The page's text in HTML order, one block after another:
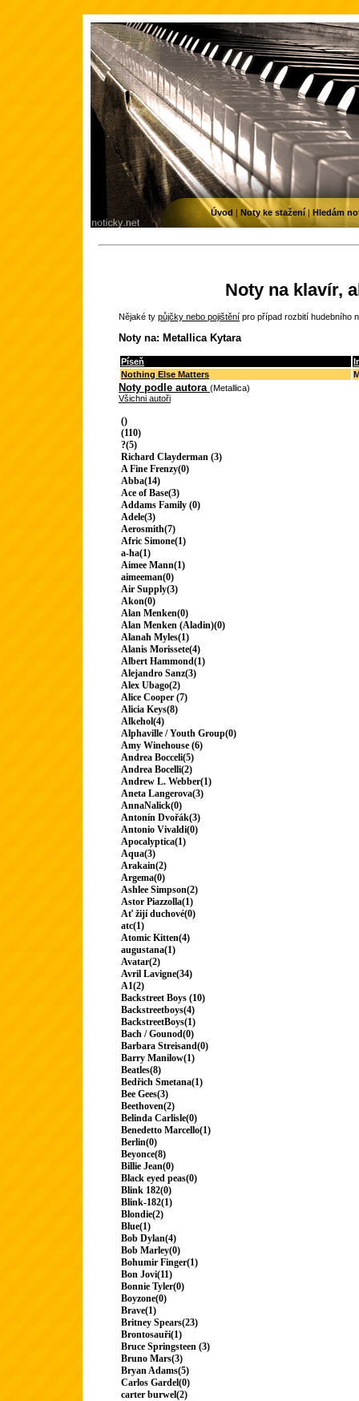
Noty na klavír,
Nějaké ty půjčky nebo pojištění pro případ rozbití hudebního
Noty na: Metallica Kytara
Píseň
Nothing Else Matters
Noty podle autora (Metallica)
Všichni autoři
()
(110)
?(5)
Richard Clayderman (3)
A Fine Frenzy(0)
Abba(14)
Ace of Base(3)
Addams Family (0)
Adele(3)
Aerosmith(7)
Afric Simone(1)
a-ha(1)
Aimee Mann(1)
aimeeman(0)
Air Supply(3)
Akon(0)
Alan Menken(0)
Alan Menken (Aladin)(0)
Alanah Myles(1)
Alanis Morissete(4)
Albert Hammond(1)
Alejandro Sanz(3)
Alex Ubago(2)
Alice Cooper (7)
Alicia Keys(8)
Alkehol(4)
Alphaville / Youth Group(0)
Amy Winehouse (6)
Andrea Bocceli(5)
Andrea Bocelli(2)
Andrew L. Webber(1)
Aneta Langerova(3)
AnnaNalick(0)
Antonín Dvořák(3)
Antonio Vivaldi(0)
Apocalyptica(1)
Aqua(3)
Arakain(2)
Argema(0)
Ashlee Simpson(2)
Astor Piazzolla(1)
Ať žijí duchové(0)
atc(1)
Atomic Kitten(4)
augustana(1)
Avatar(2)
Avril Lavigne(34)
A1(2)
Backstreet Boys (10)
Backstreetboys(4)
BackstreetBoys(1)
Bach / Gounod(0)
Barbara Streisand(0)
Barry Manilow(1)
Beatles(8)
Bedřich Smetana(1)
Bee Gees(3)
Beethoven(2)
Belinda Carlisle(0)
Benedetto Marcello(1)
Berlin(0)
Beyonce(8)
Billie Jean(0)
Black eyed peas(0)
Blink 182(0)
Blink-182(1)
Blondie(2)
Blue(1)
Bob Dylan(4)
Bob Marley(0)
Bohumir Finger(1)
Bon Jovi(11)
Bonnie Tyler(0)
Boyzone(0)
Brave(1)
Britney Spears(23)
Brontosauři(1)
Bruce Springsteen (3)
Bruno Mars(3)
Bryan Adams(5)
Carlos Gardel(0)
carter burwel(2)
Úvod | Noty ke stažení| Hledám